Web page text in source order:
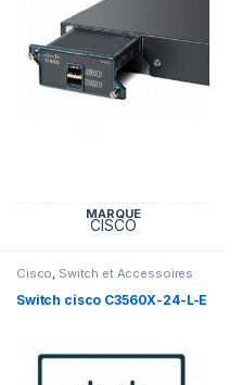
MARQUE
CISCO
Cisco Switch et Accessoires
Cisco
Switch cisco C3560X-24-L-E